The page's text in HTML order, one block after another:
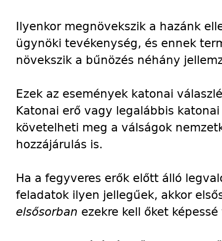
Ilyenkor megnövekszik a hazánk
ügynöki tevékenység, és ennek
növekszik a bűnözés néhány
Ezek az események katonai
Katonai erő vagy legalábbis
követelheti meg a válságok
hozzájárulás is.
Ha a fegyveres erők előtt álló
feladatok ilyen jellegűek, akkor
elsősorban ezekre kell őket